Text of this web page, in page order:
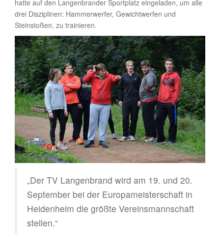
hatte auf den Langenbrander Sportplatz eingeladen, um alle
drei Disziplinen: Hammerwerfer, Gewichtwerfen und
Steinstoßen, zu trainieren.
„Der TV Langenbrand wird am 19. und 20.
September bei der Europameisterschaft in
Heidenheim die größte Vereinsmannschaft
stellen.“